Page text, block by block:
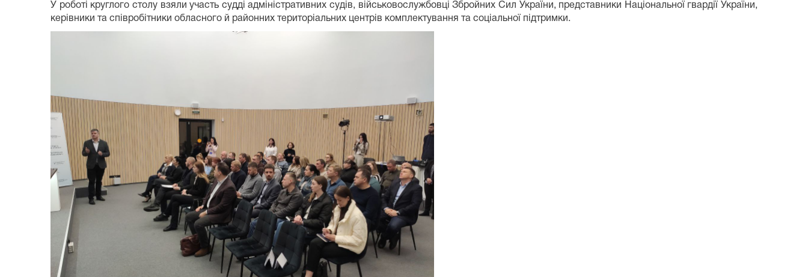
У роботі круглого столу взяли участь судді адміністративних судів, військовослужбовці Збройних Сил України, представники Національної гвардії України,
керівники та співробітники обласного й районних територіальних центрів комплектування та соціальної підтримки.